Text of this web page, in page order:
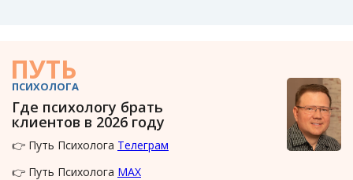
ПУТЬ
ПСИХОЛОГА
Где психологу брать
клиентов в 2026 году
👉 Путь Психолога Телеграм
👉 Путь Психолога MAX